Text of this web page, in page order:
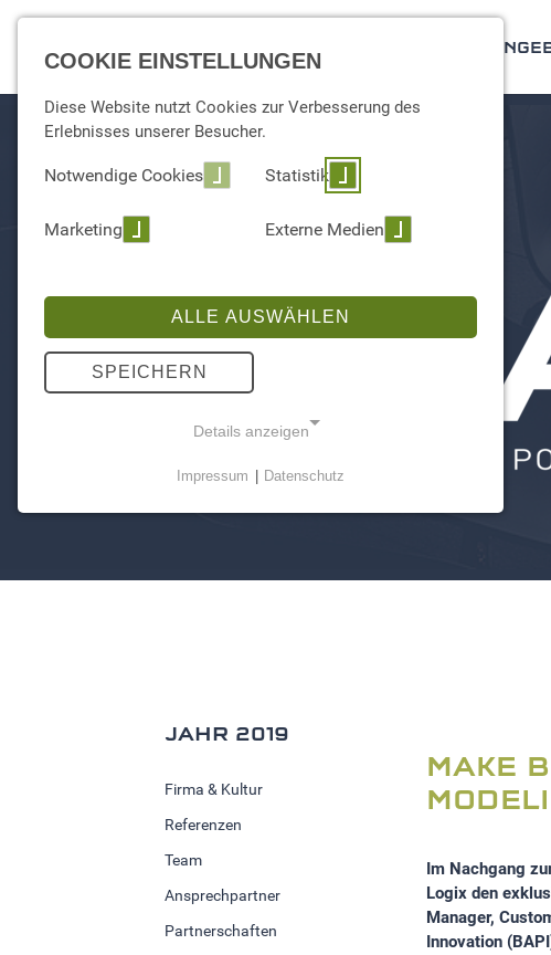
JAHR 2019
Firma & Kultur
Referenzen
Team
Ansprechpartner
Partnerschaften
MAKE
Im Nachgang
Logix den
Manager,
Innovation
COOKIE EINSTELLUNGEN
Diese Website nutzt Cookies zur Verbesserung des
Erlebnisses unserer Besucher.
Notwendige Cookies Statistik
Marketing Externe Medien
ALLE AUSWÄHLEN
SPEICHERN
Details anzeigen
Website erforderlich.
ausgewählten Einverständnis-
Impressum Datenschutz